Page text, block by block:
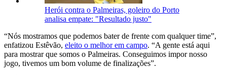
Herói contra o Palmeiras, goleiro do Porto
analisa empate: "Resultado justo"
“Nós mostramos que podemos bater de frente com qualquer time”,
enfatizou Estêvão, eleito o melhor em campo. “A gente está aqui
para mostrar que somos o Palmeiras. Conseguimos impor nosso
jogo, tivemos um bom volume de finalizações”.